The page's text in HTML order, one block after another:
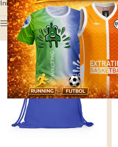
Inicio BOLSAS & VIAJE Mochilas
Ver barra lateral